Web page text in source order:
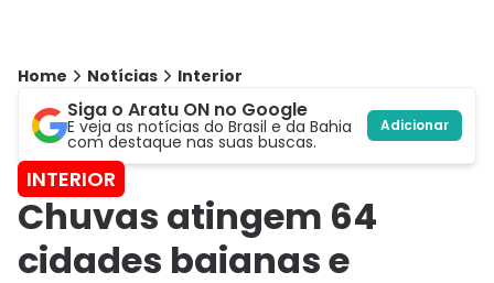
Home Notícias Interior
Siga o Aratu ON no Google
E veja as notícias do Brasil e da Bahia
com destaque nas suas buscas.
Adicionar
INTERIOR
Chuvas atingem 64
cidades baianas e